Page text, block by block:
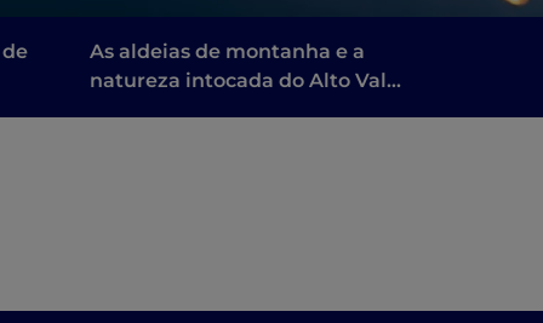
As aldeias de montanha e a
natureza intocada do Alto Vale